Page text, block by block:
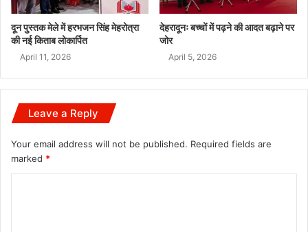
दून पुस्तक मेले में हरभजन सिंह मेहरोत्रा
की नई किताब लोकार्पित
April 11, 2026
देहरादूनः बच्चों में पढ़ने की आदत बढ़ाने पर
जोर
April 5, 2026
Leave a Reply
Your email address will not be published. Required fields are
marked *